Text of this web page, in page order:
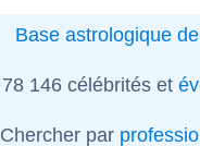
Base astrologique
78 146 célébrités et
Chercher par